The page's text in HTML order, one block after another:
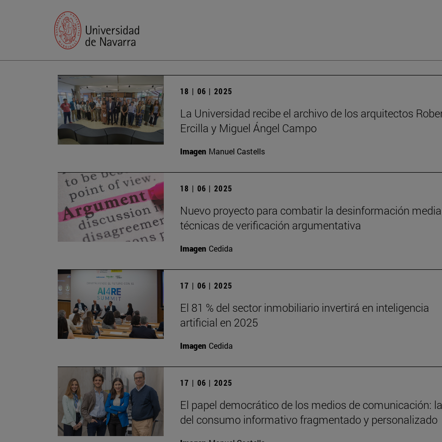
18 | 06 | 2025
La Universidad recibe el archivo de los arquitectos
Ercilla y Miguel Ángel Campo
Imagen Manuel Castells
18 | 06 | 2025
Nuevo proyecto para combatir la desinformación
técnicas de verificación argumentativa
Imagen Cedida
17 | 06 | 2025
El 81 % del sector inmobiliario invertirá en inteligencia
artificial en 2025
Imagen Cedida
17 | 06 | 2025
El papel democrático de los medios de comunicación:
del consumo informativo fragmentado y personalizado